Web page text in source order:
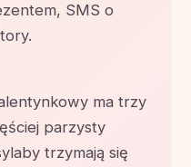
SMS o
ma trzy
parzysty
trzymają się